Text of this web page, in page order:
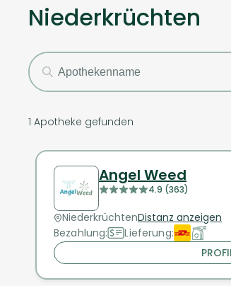
Niederkrüchten
1 Apotheke gefunden
Angel Weed
4.9 (363)
NiederkrüchtenDistanz anzeigen
Bezahlung:
Lieferung: